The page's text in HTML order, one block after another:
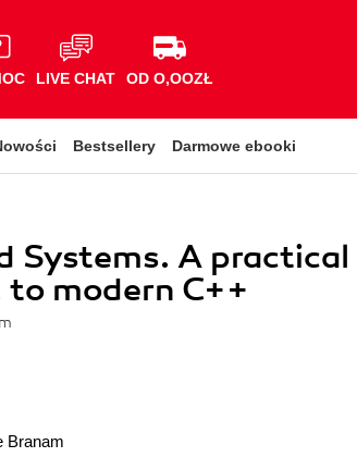
LIVE CHAT OD O,OOZŁ
Bestsellery Darmowe ebooki
Systems. A practical
modern C++
Branam